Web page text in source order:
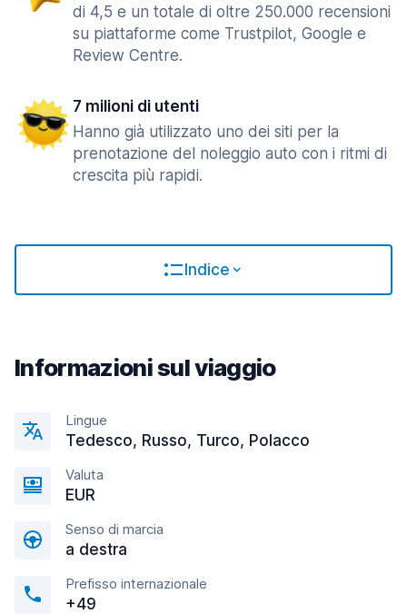
di 4,5 e un totale di oltre 250.000 recensioni
su piattaforme come Trustpilot, Google e
Review Centre.
7 milioni di utenti
Hanno già utilizzato uno dei siti per la
prenotazione del noleggio auto con i ritmi di
crescita più rapidi.
Indice
Informazioni sul viaggio
Lingue
Tedesco, Russo, Turco, Polacco
Valuta
EUR
Senso di marcia
a destra
Prefisso internazionale
+49